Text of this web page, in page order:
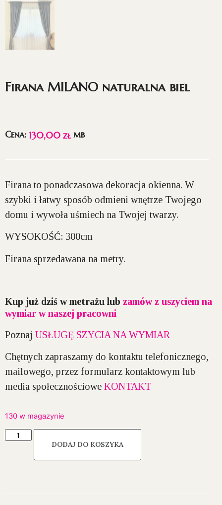
Firana MILANO naturalna biel
Cena: 130,00 zł mb
Firana to ponadczasowa dekoracja okienna. W
szybki i łatwy sposób odmieni wnętrze Twojego
domu i wywoła uśmiech na Twojej twarzy.
WYSOKOŚĆ: 300cm
Firana sprzedawana na metry.
Kup już dziś w metrażu lub zamów z uszyciem na
wymiar w naszej pracowni
Poznaj USŁUGĘ SZYCIA NA WYMIAR
Chętnych zapraszamy do kontaktu telefonicznego,
mailowego, przez formularz kontaktowym lub
media społecznościowe KONTAKT
130 w magazynie
DODAJ DO KOSZYKA